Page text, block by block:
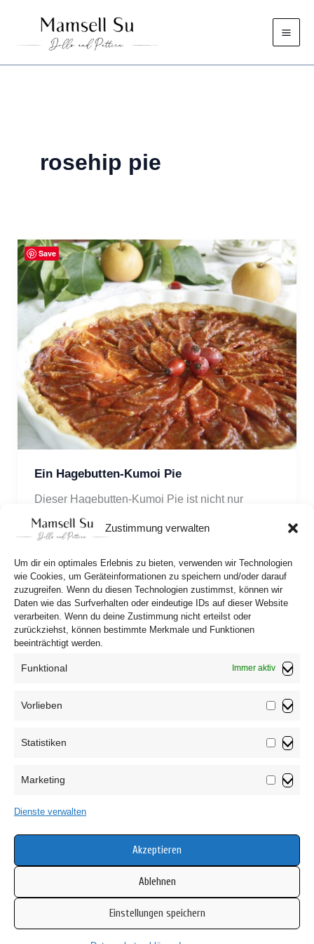
Zustimmung verwalten
Um dir ein optimales Erlebnis zu bieten, verwenden wir Technologien
wie Cookies, um Geräteinformationen zu speichern und/oder darauf
zuzugreifen. Wenn du diesen Technologien zustimmst, können wir
Daten wie das Surfverhalten oder eindeutige IDs auf dieser Website
verarbeiten. Wenn du deine Zustimmung nicht erteilst oder
zurückziehst, können bestimmte Merkmale und Funktionen
beeinträchtigt werden.
Funktional Immer aktiv
Vorlieben
Statistiken
Marketing
Dienste verwalten
Akzeptieren
Ablehnen
Einstellungen speichern
springen
rosehip pie
Ein Hagebutten-Kumoi Pie
Dieser Hagebutten-Kumoi Pie ist nicht nur
ungewöhnlich sondern auch richtig lecker. Wie’s
geht findet ihr im heutigen Rezept.
Cookie-Richtlinie (EU)
Copyright © 2026 Mamsell Su
Save